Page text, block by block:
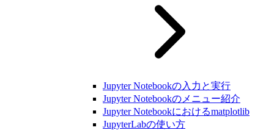
Jupyter Notebookの入力と実行
Jupyter Notebookのメニュー紹介
Jupyter Notebookにおけるmatplotlib
JupyterLabの使い方